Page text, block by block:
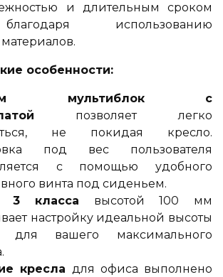
и длительным сроком
использованию
особенности:
мультиблок с
позволяет легко
не покидая кресло.
под вес пользователя
с помощью удобного
винта под сиденьем.
3 класса
высотой 100 мм
настройку идеальной высоты
для вашего максимального
кресла для офиса выполнено